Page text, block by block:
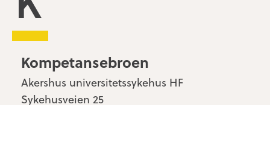
Kompetansebroen
Akershus universitetssykehus HF
Sykehusveien 25